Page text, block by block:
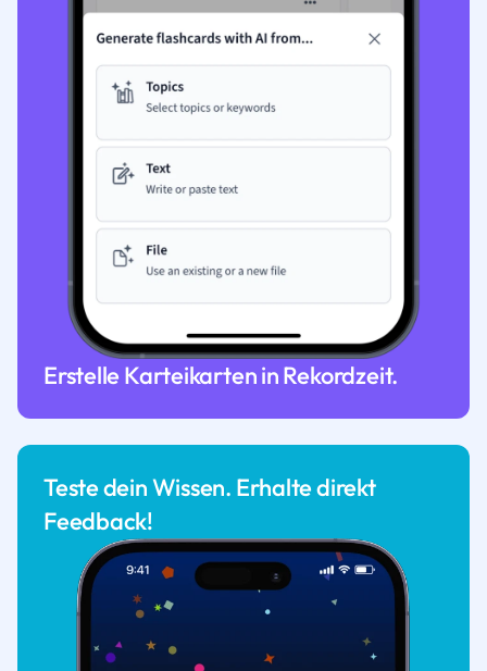
Erstelle Karteikarten in Rekordzeit.
Teste dein Wissen. Erhalte direkt
Feedback!